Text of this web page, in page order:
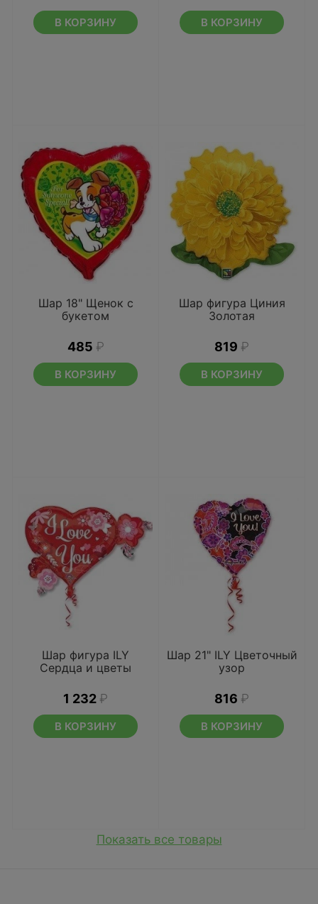
В КОРЗИНУ В КОРЗИНУ
Шар 18" Щенок с
букетом
485 ₽
В КОРЗИНУ
Шар фигура Циния
Золотая
819 ₽
В КОРЗИНУ
Шар фигура ILY
Сердца и цветы
1 232 ₽
В КОРЗИНУ
Шар 21" ILY Цветочный
узор
816 ₽
В КОРЗИНУ
Показать все товары